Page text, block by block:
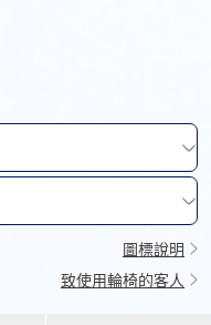
圖標說明
致使用輪椅的客人